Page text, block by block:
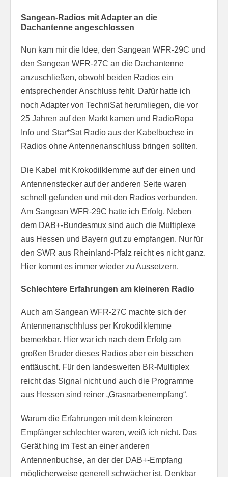
Sangean-Radios mit Adapter an die
Dachantenne angeschlossen
Nun kam mir die Idee, den Sangean WFR-29C und
den Sangean WFR-27C an die Dachantenne
anzuschließen, obwohl beiden Radios ein
entsprechender Anschluss fehlt. Dafür hatte ich
noch Adapter von TechniSat herumliegen, die vor
25 Jahren auf den Markt kamen und RadioRopa
Info und Star*Sat Radio aus der Kabelbuchse in
Radios ohne Antennenanschluss bringen sollten.
Die Kabel mit Krokodilklemme auf der einen und
Antennenstecker auf der anderen Seite waren
schnell gefunden und mit den Radios verbunden.
Am Sangean WFR-29C hatte ich Erfolg. Neben
dem DAB+-Bundesmux sind auch die Multiplexe
aus Hessen und Bayern gut zu empfangen. Nur für
den SWR aus Rheinland-Pfalz reicht es nicht ganz.
Hier kommt es immer wieder zu Aussetzern.
Schlechtere Erfahrungen am kleineren Radio
Auch am Sangean WFR-27C machte sich der
Antennenanschhluss per Krokodilklemme
bemerkbar. Hier war ich nach dem Erfolg am
großen Bruder dieses Radios aber ein bisschen
enttäuscht. Für den landesweiten BR-Multiplex
reicht das Signal nicht und auch die Programme
aus Hessen sind reiner „Grasnarbenempfang“.
Warum die Erfahrungen mit dem kleineren
Empfänger schlechter waren, weiß ich nicht. Das
Gerät hing im Test an einer anderen
Antennenbuchse, an der der DAB+-Empfang
möglicherweise generell schwächer ist. Denkbar